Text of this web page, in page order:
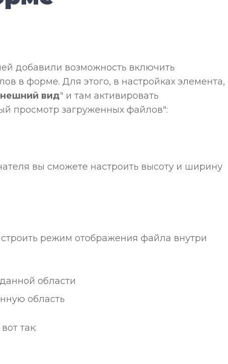
добавили возможность включить
в форме. Для этого, в настройках элемента,
вид" и там активировать
просмотр загруженных файлов":
вы сможете настроить высоту и ширину
режим отображения файла внутри
области
область
так: